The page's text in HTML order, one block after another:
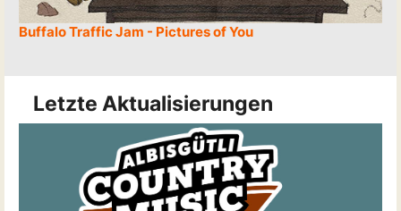
Buffalo Traffic Jam - Pictures of You
Letzte Aktualisierungen